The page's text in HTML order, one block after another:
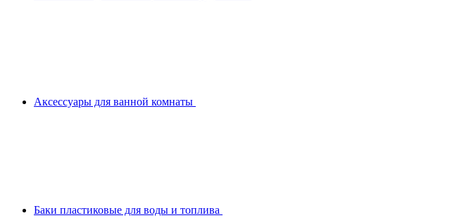
Аксессуары для ванной комнаты
Баки пластиковые для воды и топлива